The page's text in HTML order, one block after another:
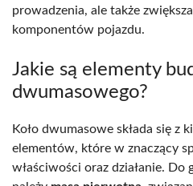
prowadzenia, ale także
komponentów pojazdu.
Jakie są elementy
dwumasowego?
Koło dwumasowe składa się z
elementów, które w znaczący
właściwości oraz działanie.